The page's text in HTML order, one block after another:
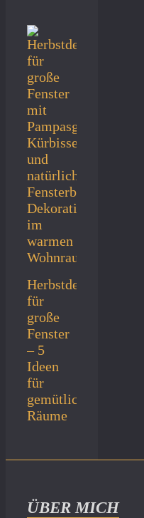
Herbstdeko
für
große
Fenster
– 5
Ideen
für
gemütliche
Räume
ÜBER MICH